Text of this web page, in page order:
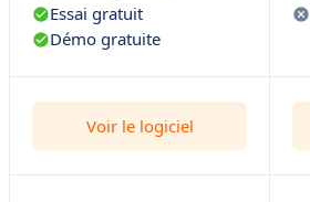
Essai gratuit
Démo gratuite
Voir le logiciel